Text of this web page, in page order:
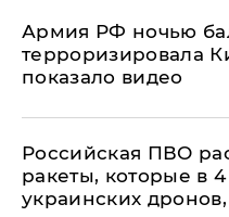
Армия РФ ночью
терроризировала
показало видео
Российская ПВО
ракеты, которые в
украинских